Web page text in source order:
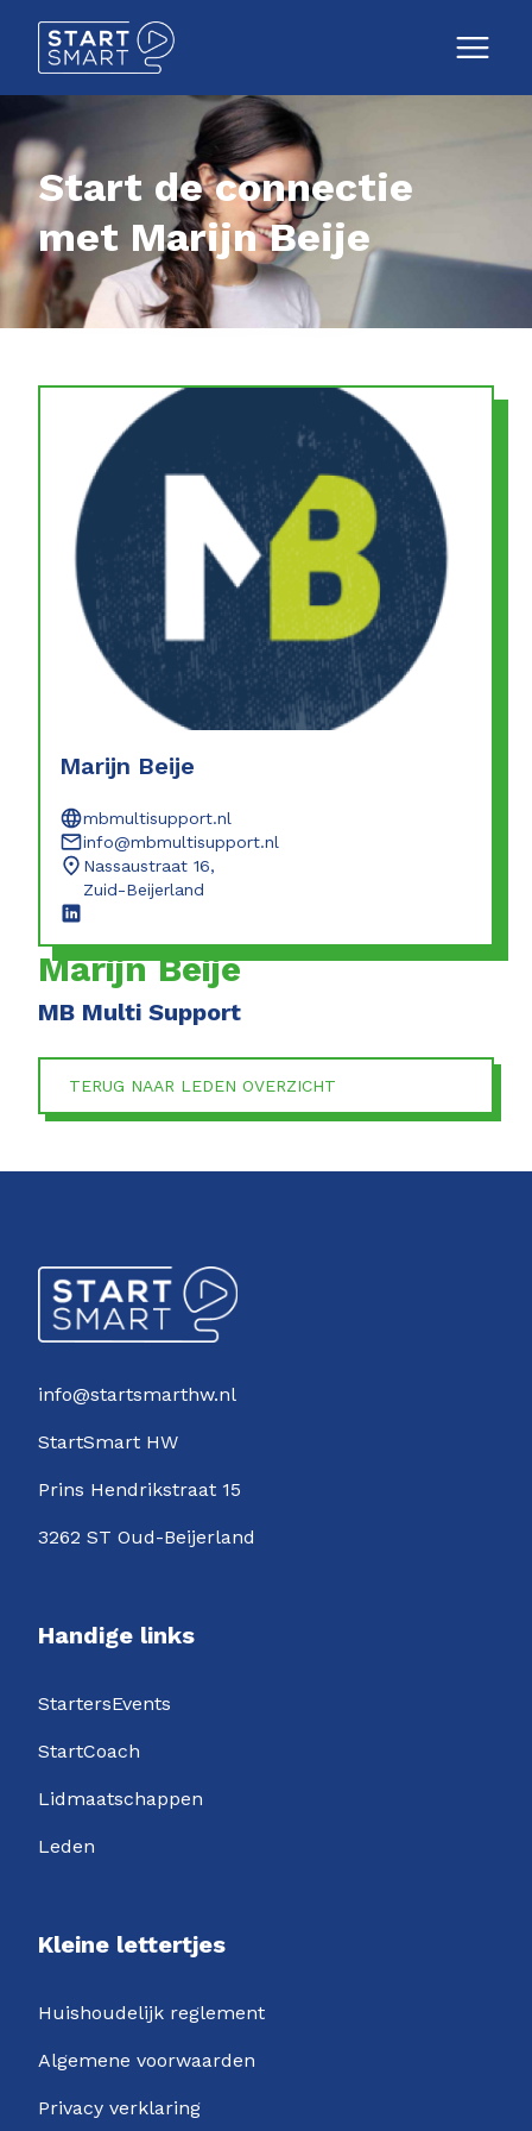
Start de connectie
met Marijn Beije
Marijn Beije
MB Multi Support
TERUG NAAR LEDEN OVERZICHT
Marijn Beije
mbmultisupport.nl
info@mbmultisupport.nl
Nassaustraat 16,
Zuid-Beijerland
info@startsmarthw.nl
StartSmart HW
Prins Hendrikstraat 15
3262 ST Oud-Beijerland
Handige links
StartersEvents
StartCoach
Lidmaatschappen
Leden
Kleine lettertjes
Huishoudelijk reglement
Algemene voorwaarden
Privacy verklaring